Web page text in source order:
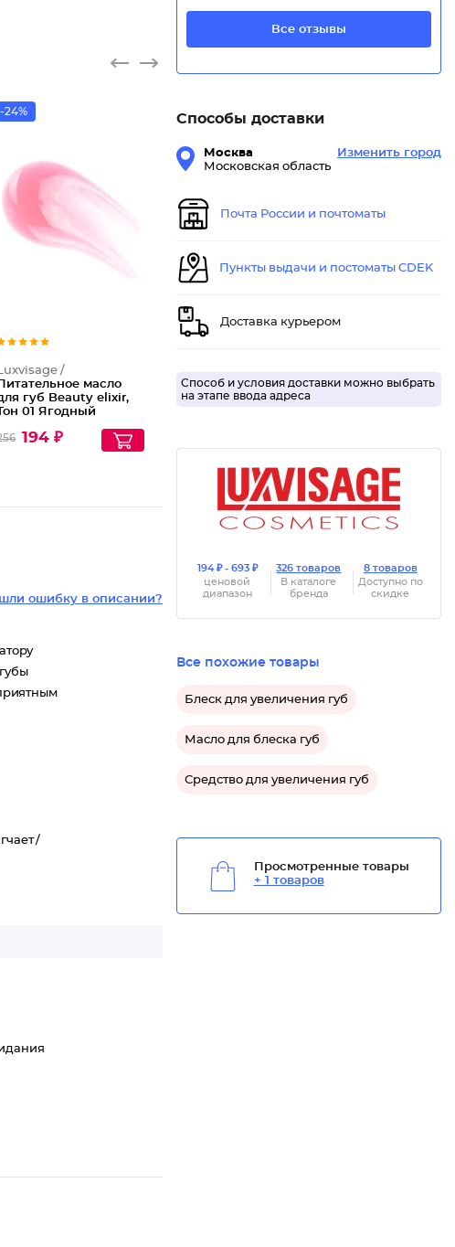
-24%
/
Питательное масло
губ Beauty elixir,
01 Ягодный
194 ₽
ошибку в описании?
/
Все отзывы
Способы доставки
Москва
Московская область
Изменить город
Почта России и почтоматы
Пункты выдачи и постоматы CDEK
Доставка курьером
Способ и условия доставки можно выбрать
на этапе ввода адреса
194 ₽ - 693 ₽
ценовой
диапазон
326 товаров
В каталоге
бренда
8 товаров
Доступно по
скидке
Все похожие товары
Блеск для увеличения губ
Масло для блеска губ
Средство для увеличения губ
Просмотренные товары
+ 1 товаров